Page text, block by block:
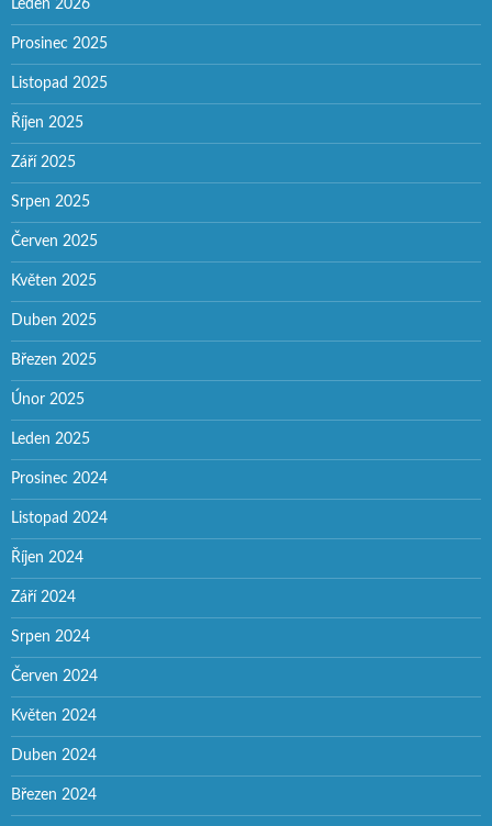
Leden 2026
Prosinec 2025
Listopad 2025
Říjen 2025
Září 2025
Srpen 2025
Červen 2025
Květen 2025
Duben 2025
Březen 2025
Únor 2025
Leden 2025
Prosinec 2024
Listopad 2024
Říjen 2024
Září 2024
Srpen 2024
Červen 2024
Květen 2024
Duben 2024
Březen 2024